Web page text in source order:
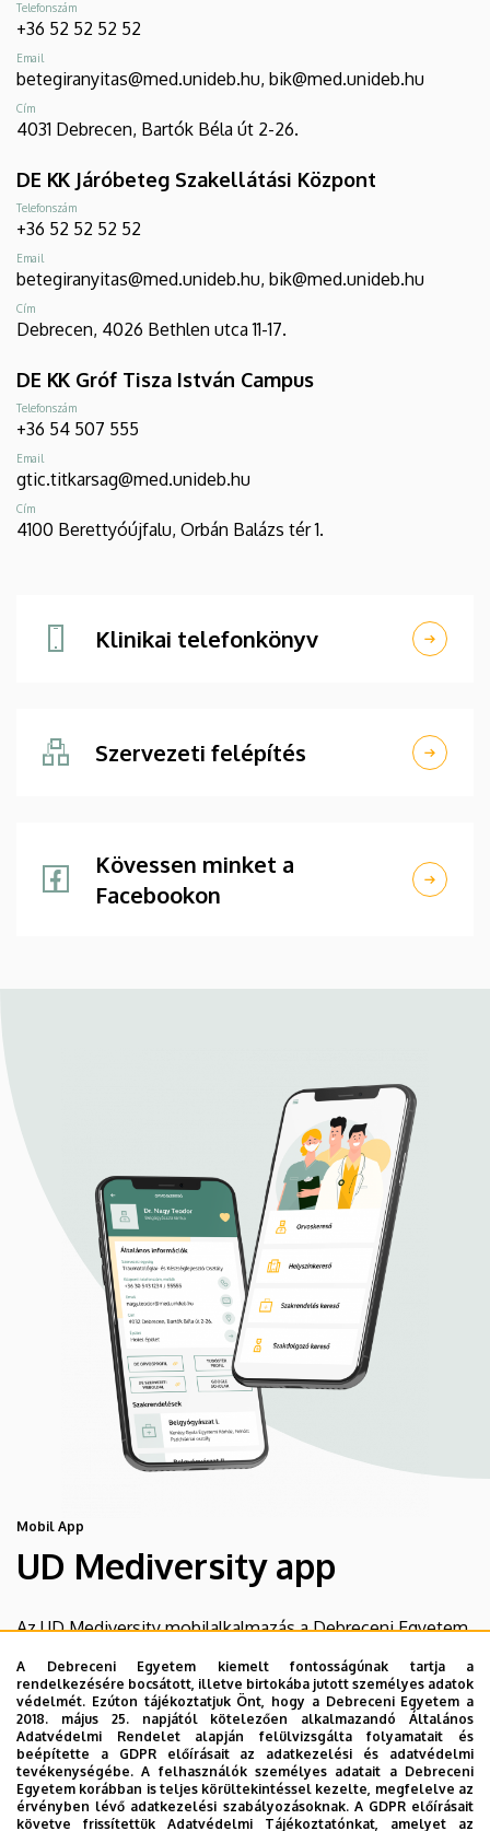
A Debreceni Egyetem kiemelt fontosságúnak tartja a
rendelkezésére bocsátott, illetve birtokába jutott személyes adatok
védelmét. Ezúton tájékoztatjuk Önt, hogy a Debreceni Egyetem a
2018. május 25. napjától kötelezően alkalmazandó Általános
Adatvédelmi Rendelet alapján felülvizsgálta folyamatait és
beépítette a GDPR előírásait az adatkezelési és adatvédelmi
tevékenységébe. A felhasználók személyes adatait a Debreceni
Egyetem korábban is teljes körültekintéssel kezelte, megfelelve az
érvényben lévő adatkezelési szabályozásoknak. A GDPR előírásait
követve frissítettük Adatvédelmi Tájékoztatónkat, amelyet az
Telefonszám
+36 52 52 52 52
Email
betegiranyitas@med.unideb.hu, bik@med.unideb.hu
Cím
4031 Debrecen, Bartók Béla út 2-26.
DE KK Járóbeteg Szakellátási Központ
Telefonszám
+36 52 52 52 52
Email
betegiranyitas@med.unideb.hu, bik@med.unideb.hu
Cím
Debrecen, 4026 Bethlen utca 11-17.
DE KK Gróf Tisza István Campus
Telefonszám
+36 54 507 555
Email
gtic.titkarsag@med.unideb.hu
Cím
4100 Berettyóújfalu, Orbán Balázs tér 1.
Klinikai telefonkönyv
Szervezeti felépítés
Kövessen minket a
Facebookon
Mobil App
UD Mediversity app
Az UD Mediversity mobilalkalmazás a Debreceni Egyetem
előremutató fejlesztése, melynek célja, hogy a betegek
és a hozzátartozók egyszerűen, gyorsan
eligazodhassanak a Klinikai Központ szolgáltatásai
között, mert az Ön egészsége a mi prioritásunk. A
Debreceni Egyetem egészségügyi ellátáskereső
alkalmazása lehetővé teszi felhasználói számára az
egyetem egészségügyi információihoz való naprakész